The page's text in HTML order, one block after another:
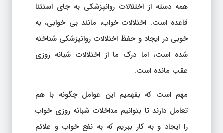
همه دسته از اختلالات روانپزشکی به جای استثنا
قاعده است. اختلالات خواب، مانند بی خوابی، به
خوبی در ایجاد و حفظ اختلالات روانپزشکی شناخته
شده است، اما درک ما از اختلالات شبانه روزی
عقب مانده است.
مهم است که بفهمیم این عوامل چگونه با هم
تعامل دارند تا بتوانیم مداخلات شبانه روزی خواب
را ایجاد و به کار ببریم که به نفع خواب و علائم